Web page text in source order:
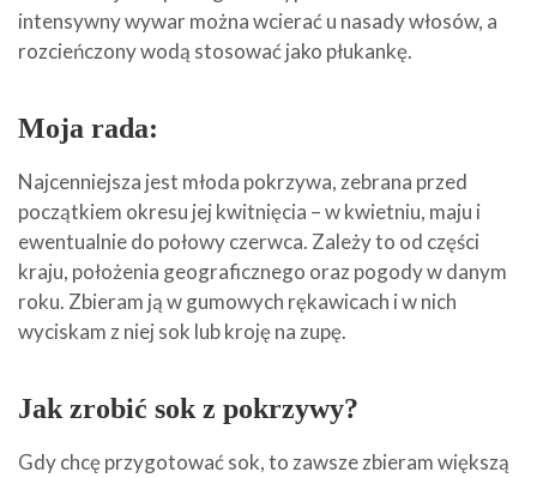
intensywny wywar można wcierać u nasady włosów, a
rozcieńczony wodą stosować jako płukankę.
Moja rada:
Najcenniejsza jest młoda pokrzywa, zebrana przed
początkiem okresu jej kwitnięcia – w kwietniu, maju i
ewentualnie do połowy czerwca. Zależy to od części
kraju, położenia geograficznego oraz pogody w danym
roku. Zbieram ją w gumowych rękawicach i w nich
wyciskam z niej sok lub kroję na zupę.
Jak zrobić sok z pokrzywy?
Gdy chcę przygotować sok, to zawsze zbieram większą